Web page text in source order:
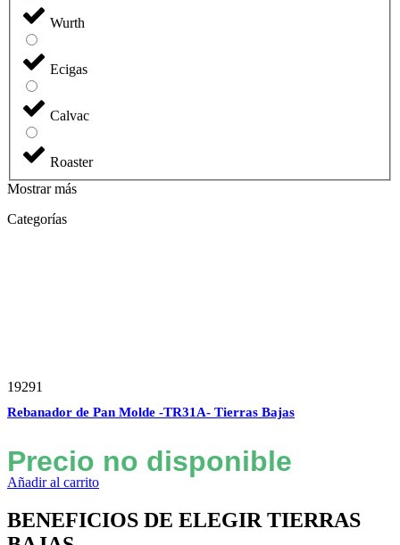
Wurth
Ecigas
Calvac
Roaster
Mostrar más
Categorías
19291
Rebanador de Pan Molde -TR31A- Tierras Bajas
Precio no disponible
Añadir al carrito
BENEFICIOS DE ELEGIR TIERRAS